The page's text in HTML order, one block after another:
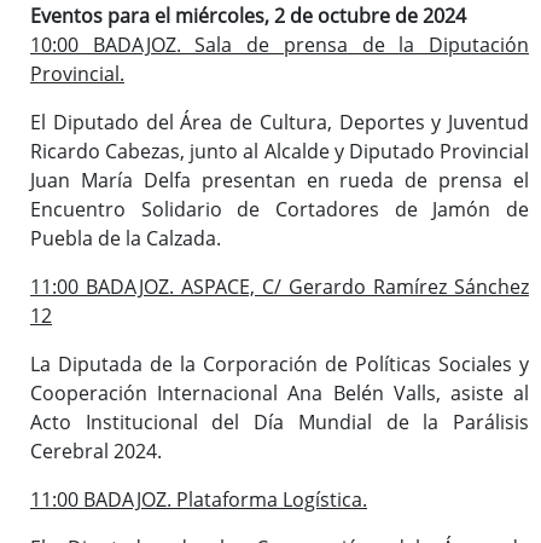
Eventos para el miércoles, 2 de octubre de 2024
10:00 BADAJOZ. Sala de prensa de la Diputación
Provincial.
El Diputado del Área de Cultura, Deportes y Juventud
Ricardo Cabezas, junto al Alcalde y Diputado Provincial
Juan María Delfa presentan en rueda de prensa el
Encuentro Solidario de Cortadores de Jamón de
Puebla de la Calzada.
11:00 BADAJOZ. ASPACE, C/ Gerardo Ramírez Sánchez
12
La Diputada de la Corporación de Políticas Sociales y
Cooperación Internacional Ana Belén Valls, asiste al
Acto Institucional del Día Mundial de la Parálisis
Cerebral 2024.
11:00 BADAJOZ. Plataforma Logística.